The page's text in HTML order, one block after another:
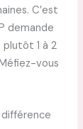
C’est
demande
1 à 2
vous